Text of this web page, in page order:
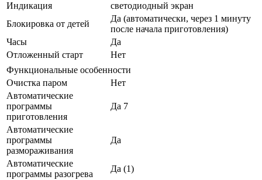
Индикация
светодиодный экран
Блокировка от детей
Да (автоматически, через 1 минуту
после начала приготовления)
Часы
Да
Отложенный старт
Нет
Функциональные особенности
Очистка паром
Нет
Автоматические
программы
приготовления
Да 7
Автоматические
программы
размораживания
Да
Автоматические
программы разогрева
Да (1)